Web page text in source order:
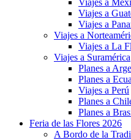
Viajes a
Viajes a
Viajes a
Viajes a
Viajes a La
Viajes a Suramérica
Planes a
Planes a
Viajes a Perú
Planes a
Planes a
Feria de las Flores 2026
A Bordo de la